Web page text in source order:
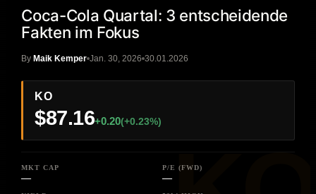
Coca-Cola Quartal: 3 entscheidende
Fakten im Fokus
ByMaik Kemper Jan. 30, 2026 30.01.2026
KO
$87.16+0.20(+0.23%)
MKT CAP
—
P/E (FWD)
—